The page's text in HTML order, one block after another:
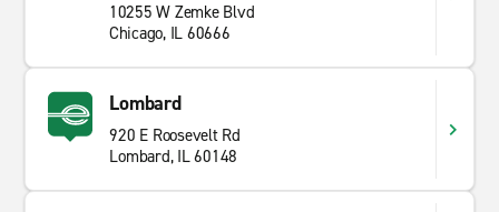
10255 W Zemke Blvd
Chicago, IL 60666
Lombard
920 E Roosevelt Rd
Lombard, IL 60148